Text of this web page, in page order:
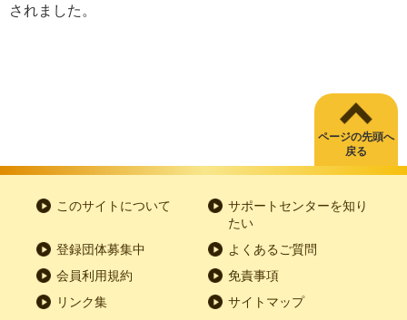
されました。
ページの先頭へ
戻る
このサイトについて
サポートセンターを知り
たい
登録団体募集中
よくあるご質問
会員利用規約
免責事項
リンク集
サイトマップ